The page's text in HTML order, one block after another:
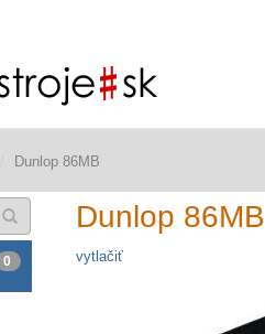
Dunlop 86MB
0
Dunlop 86MB
vytlačiť